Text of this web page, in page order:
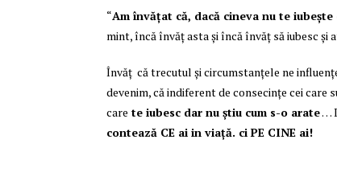
“Am învăţat că, dacă cineva nu te
mint, încă învăţ asta şi încă învăţ să iubesc şi
Învăţ că trecutul şi circumstanţele ne
devenim, că indiferent de consecinţe cei care
care te iubesc dar nu ştiu cum s-o arate…
contează CE ai in viaţă. ci PE CINE ai!